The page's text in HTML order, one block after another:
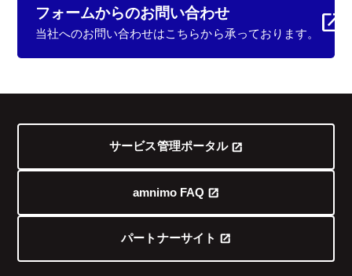
フォームからのお問い合わせ
当社へのお問い合わせはこちらから承っております。
サービス管理ポータル
amnimo FAQ
パートナーサイト